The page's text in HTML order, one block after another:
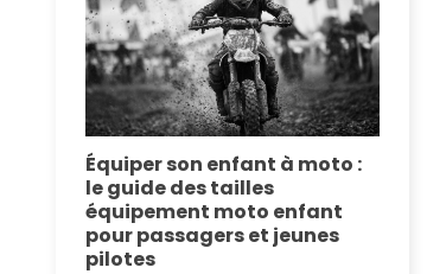
Équiper son enfant à moto :
le guide des tailles
équipement moto enfant
pour passagers et jeunes
pilotes